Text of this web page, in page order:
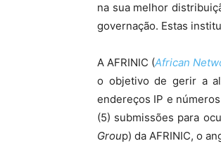
na sua melhor
governação. Estas
A AFRINIC (African
o objetivo de gerir a
endereços IP e
(5) submissões para
Group) da AFRINIC, o